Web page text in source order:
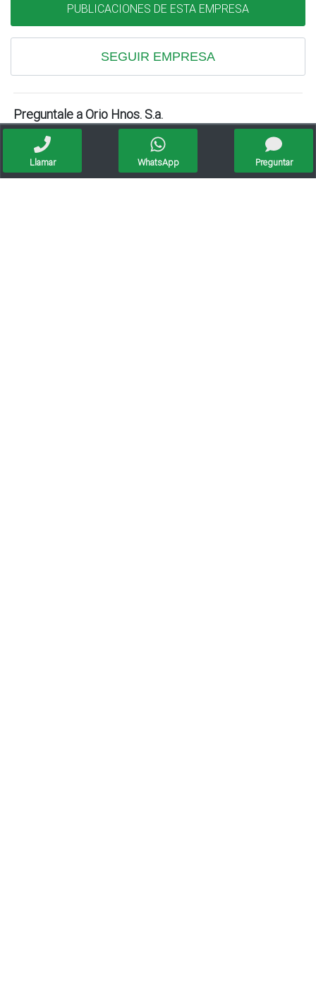
PUBLICACIONES DE ESTA EMPRESA
SEGUIR EMPRESA
Preguntale a Orio Hnos. S.a.
PREGUNTAR
Llamar WhatsApp Preguntar